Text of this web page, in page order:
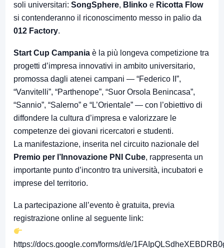
soli universitari: SongSphere, Blinko e Ricotta Flow
si contenderanno il riconoscimento messo in palio da
012 Factory.
Start Cup Campania è la più longeva competizione tra
progetti d’impresa innovativi in ambito universitario,
promossa dagli atenei campani — “Federico II”,
“Vanvitelli”, “Parthenope”, “Suor Orsola Benincasa”,
“Sannio”, “Salerno” e “L’Orientale” — con l’obiettivo di
diffondere la cultura d’impresa e valorizzare le
competenze dei giovani ricercatori e studenti.
La manifestazione, inserita nel circuito nazionale del
Premio per l’Innovazione PNI Cube, rappresenta un
importante punto d’incontro tra università, incubatori e
imprese del territorio.
La partecipazione all’evento è gratuita, previa
registrazione online al seguente link:
https://docs.google.com/forms/d/e/